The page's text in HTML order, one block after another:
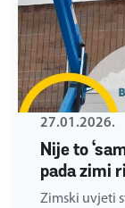
Nije to
pada zimi
27.01.2026.
Zimski uvjeti